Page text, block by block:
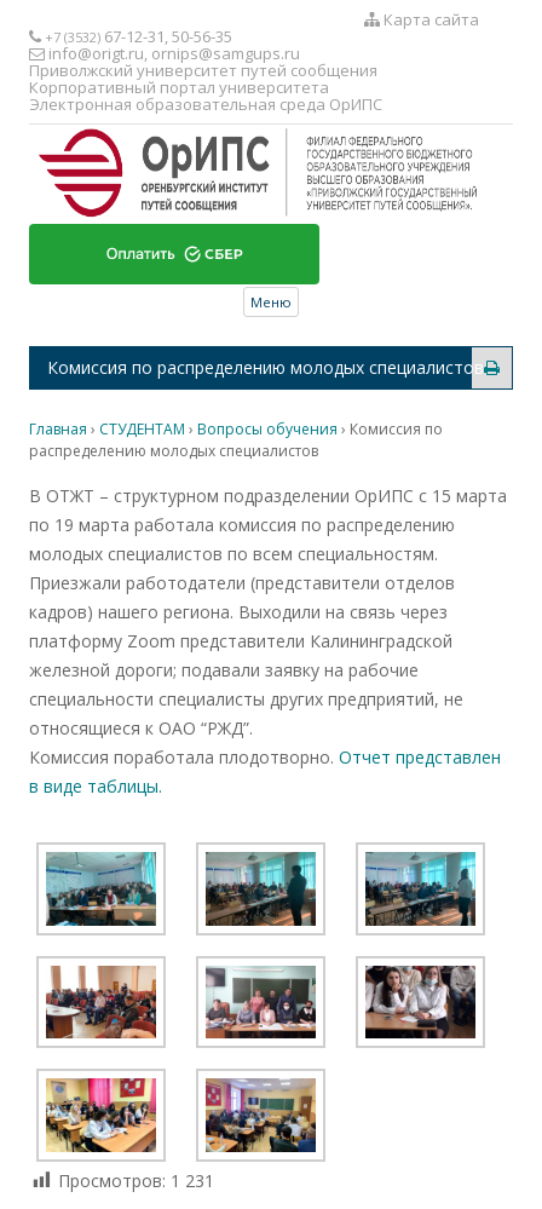
Карта сайта
+7 (3532) 67-12-31, 50-56-35
info@origt.ru, ornips@samgups.ru
Приволжский университет путей сообщения
Корпоративный портал университета
Электронная образовательная среда ОрИПС
Меню
Комиссия по распределению молодых специалистов
Главная › СТУДЕНТАМ › Вопросы обучения › Комиссия по
распределению молодых специалистов
В ОТЖТ – структурном подразделении ОрИПС с 15 марта
по 19 марта работала комиссия по распределению
молодых специалистов по всем специальностям.
Приезжали работодатели (представители отделов
кадров) нашего региона. Выходили на связь через
платформу Zoom представители Калининградской
железной дороги; подавали заявку на рабочие
специальности специалисты других предприятий, не
относящиеся к ОАО “РЖД”.
Комиссия поработала плодотворно. Отчет представлен
в виде таблицы.
Просмотров: 1 231